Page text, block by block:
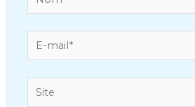
E-
mail*
Site